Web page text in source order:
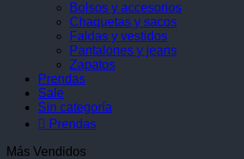
Bolsos y accesorios
Chaquetas y sacos
Faldas y vestidos
Pantalones y jeans
Zapatos
Prendas
Sale
Sin categoría
 Prendas
Más Vendidos